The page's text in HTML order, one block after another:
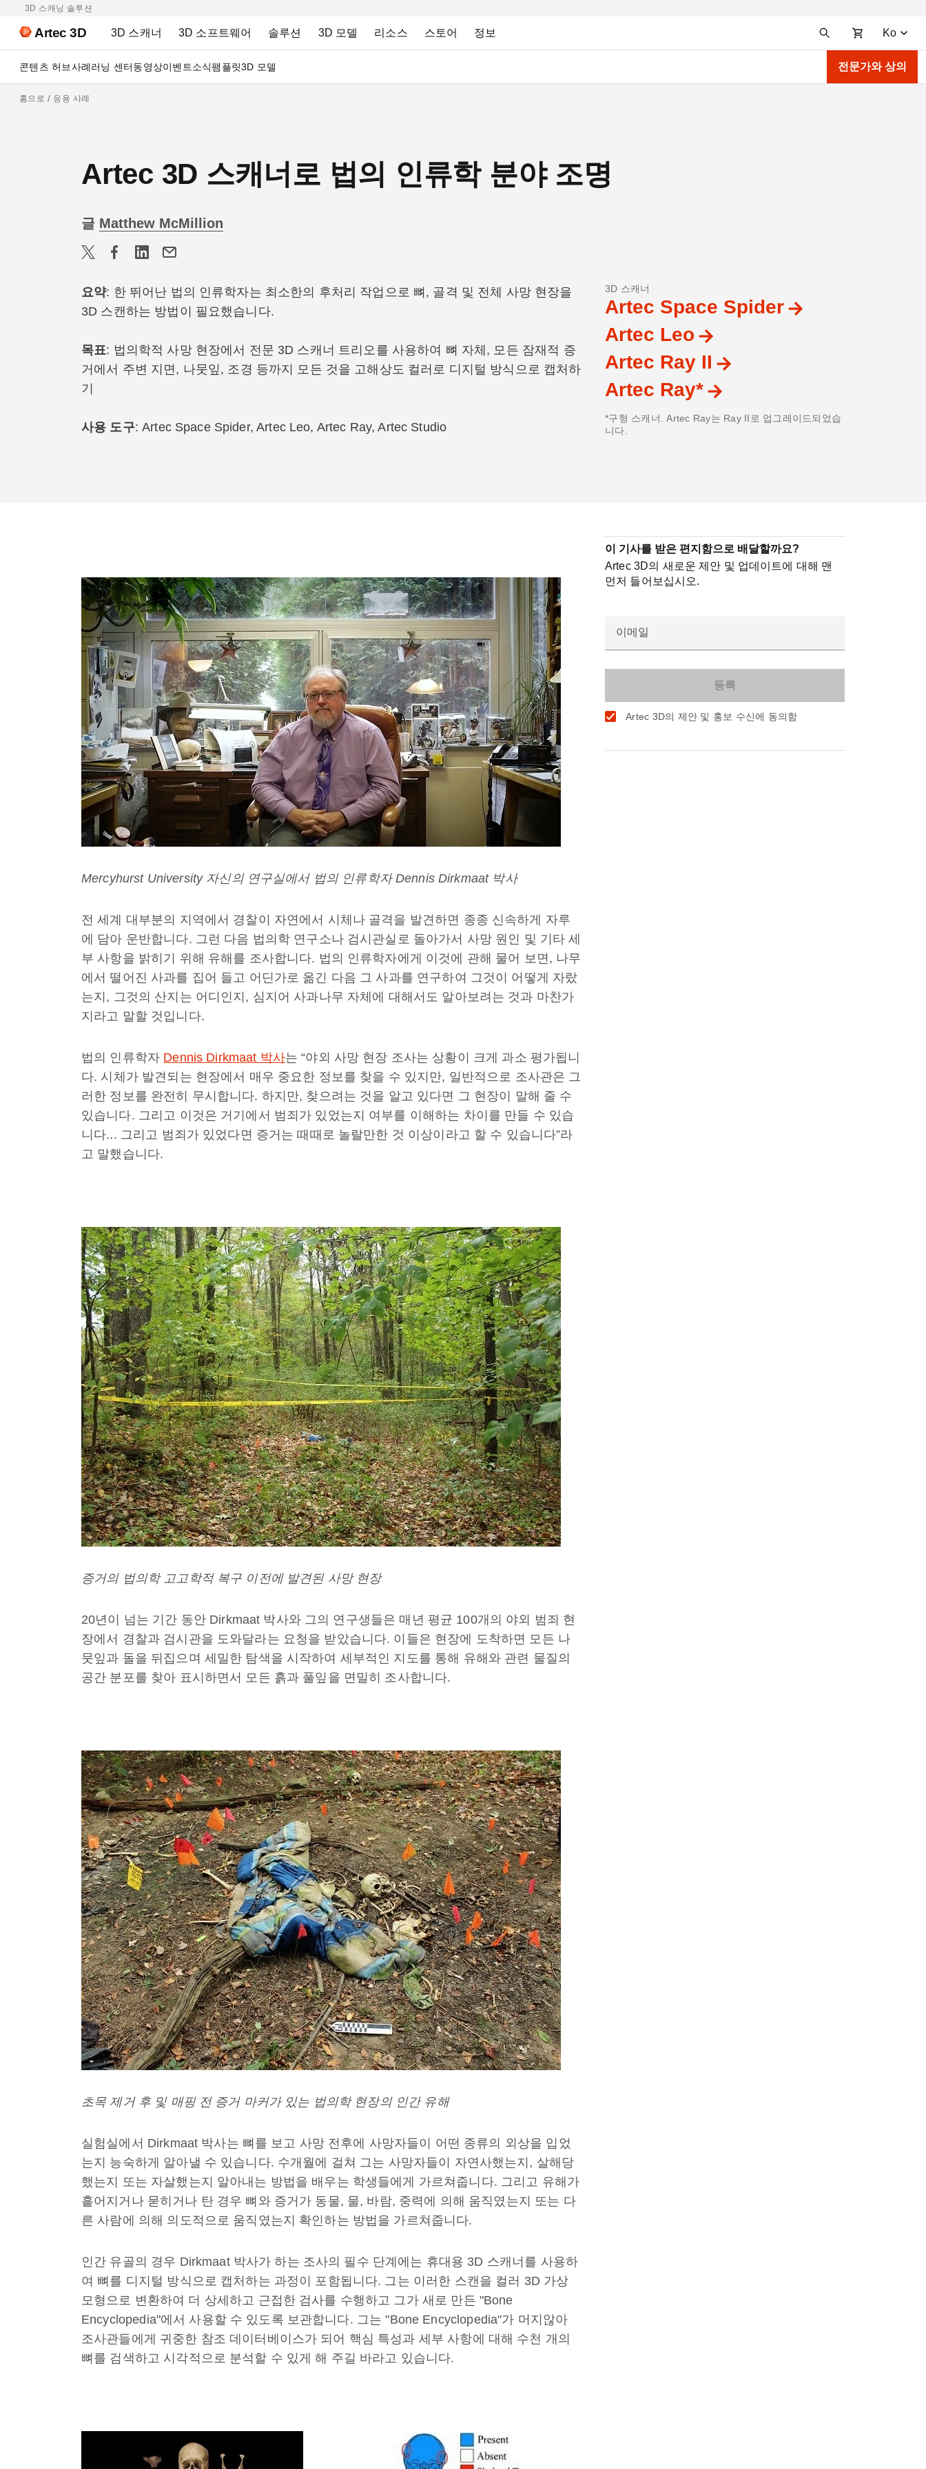
3D 스캐닝 솔루션
Artec 3D 3D 스캐너 3D 소프트웨어 솔루션 3D 모델 리소스 스토어 정보 Ko
콘텐츠 허브사례러닝 센터동영상이벤트소식팸플릿3D 모델 전문가와 상의
홈으로 응용 사례
Artec 3D 스캐너로 법의 인류학 분야 조명
글 Matthew McMillion
3D 스캐너
Artec Space Spider
Artec Leo
Artec Ray II
Artec Ray*
*구형 스캐너. Artec Ray는 Ray II로 업그레이드되었습
니다.
요약: 한 뛰어난 법의 인류학자는 최소한의 후처리 작업으로 뼈, 골격 및 전체 사망 현장을
3D 스캔하는 방법이 필요했습니다.
목표: 법의학적 사망 현장에서 전문 3D 스캐너 트리오를 사용하여 뼈 자체, 모든 잠재적 증
거에서 주변 지면, 나뭇잎, 조경 등까지 모든 것을 고해상도 컬러로 디지털 방식으로 캡처하
기
사용 도구: Artec Space Spider, Artec Leo, Artec Ray, Artec Studio
Mercyhurst University 자신의 연구실에서 법의 인류학자 Dennis Dirkmaat 박사
전 세계 대부분의 지역에서 경찰이 자연에서 시체나 골격을 발견하면 종종 신속하게 자루
에 담아 운반합니다. 그런 다음 법의학 연구소나 검시관실로 돌아가서 사망 원인 및 기타 세
부 사항을 밝히기 위해 유해를 조사합니다. 법의 인류학자에게 이것에 관해 물어 보면, 나무
에서 떨어진 사과를 집어 들고 어딘가로 옮긴 다음 그 사과를 연구하여 그것이 어떻게 자랐
는지, 그것의 산지는 어디인지, 심지어 사과나무 자체에 대해서도 알아보려는 것과 마찬가
지라고 말할 것입니다.
법의 인류학자 Dennis Dirkmaat 박사는 “야외 사망 현장 조사는 상황이 크게 과소 평가됩니
다. 시체가 발견되는 현장에서 매우 중요한 정보를 찾을 수 있지만, 일반적으로 조사관은 그
러한 정보를 완전히 무시합니다. 하지만, 찾으려는 것을 알고 있다면 그 현장이 말해 줄 수
있습니다. 그리고 이것은 거기에서 범죄가 있었는지 여부를 이해하는 차이를 만들 수 있습
니다... 그리고 범죄가 있었다면 증거는 때때로 놀랄만한 것 이상이라고 할 수 있습니다”라
고 말했습니다.
증거의 법의학 고고학적 복구 이전에 발견된 사망 현장
20년이 넘는 기간 동안 Dirkmaat 박사와 그의 연구생들은 매년 평균 100개의 야외 범죄 현
장에서 경찰과 검시관을 도와달라는 요청을 받았습니다. 이들은 현장에 도착하면 모든 나
뭇잎과 돌을 뒤집으며 세밀한 탐색을 시작하여 세부적인 지도를 통해 유해와 관련 물질의
공간 분포를 찾아 표시하면서 모든 흙과 풀잎을 면밀히 조사합니다.
초목 제거 후 및 매핑 전 증거 마커가 있는 법의학 현장의 인간 유해
실험실에서 Dirkmaat 박사는 뼈를 보고 사망 전후에 사망자들이 어떤 종류의 외상을 입었
는지 능숙하게 알아낼 수 있습니다. 수개월에 걸쳐 그는 사망자들이 자연사했는지, 살해당
했는지 또는 자살했는지 알아내는 방법을 배우는 학생들에게 가르쳐줍니다. 그리고 유해가
흩어지거나 묻히거나 탄 경우 뼈와 증거가 동물, 물, 바람, 중력에 의해 움직였는지 또는 다
른 사람에 의해 의도적으로 움직였는지 확인하는 방법을 가르쳐줍니다.
인간 유골의 경우 Dirkmaat 박사가 하는 조사의 필수 단계에는 휴대용 3D 스캐너를 사용하
여 뼈를 디지털 방식으로 캡처하는 과정이 포함됩니다. 그는 이러한 스캔을 컬러 3D 가상
모형으로 변환하여 더 상세하고 근접한 검사를 수행하고 그가 새로 만든 "Bone
Encyclopedia"에서 사용할 수 있도록 보관합니다. 그는 "Bone Encyclopedia"가 머지않아
조사관들에게 귀중한 참조 데이터베이스가 되어 핵심 특성과 세부 사항에 대해 수천 개의
뼈를 검색하고 시각적으로 분석할 수 있게 해 주길 바라고 있습니다.
이 기사를 받은 편지함으로 배달할까요?
Artec 3D의 새로운 제안 및 업데이트에 대해 맨
먼저 들어보십시오.
이메일
Artec 3D의 제안 및 홍보 수신에 동의함